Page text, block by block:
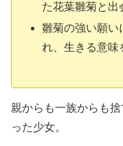
た花葉雛菊と出
雛菊の強い願い
れ、生きる意味
親からも一族からも
った少女。